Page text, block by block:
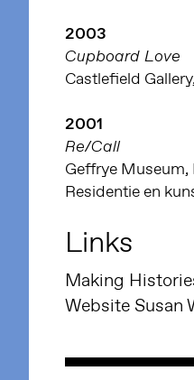
2003
Cupboard Love
Castlefield
2001
Re/Call
Geffrye
Residentie en
Links
Making
Website Susan